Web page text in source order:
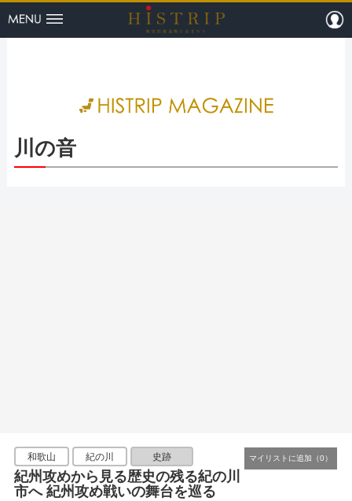
HISTRIP（
川の音
和歌山 紀の川 史跡
紀州攻めから見る歴史の残る紀の川
市へ 紀州攻め戦いの舞台を巡る